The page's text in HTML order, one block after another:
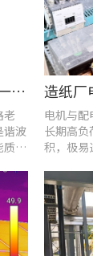
车间设备频繁烧损、无故停机?一台UT285C搞定电能质量隐患
老
谐波
质量
电机与
长期高负
积，极易